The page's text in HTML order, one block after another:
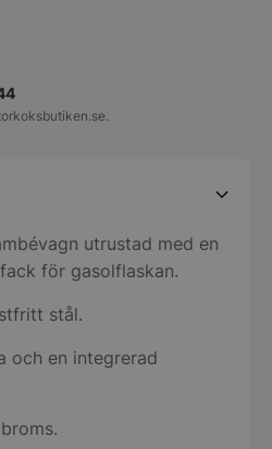
.
utrustad med en
för gasolflaskan.
stål.
och en integrerad